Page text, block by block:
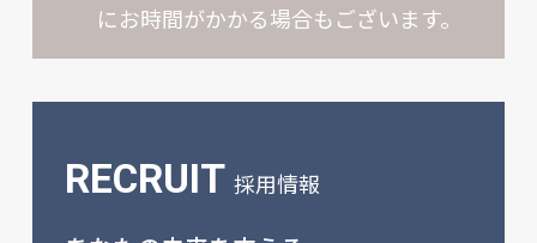
にお時間がかかる場合もございます。
RECRUIT 採用情報